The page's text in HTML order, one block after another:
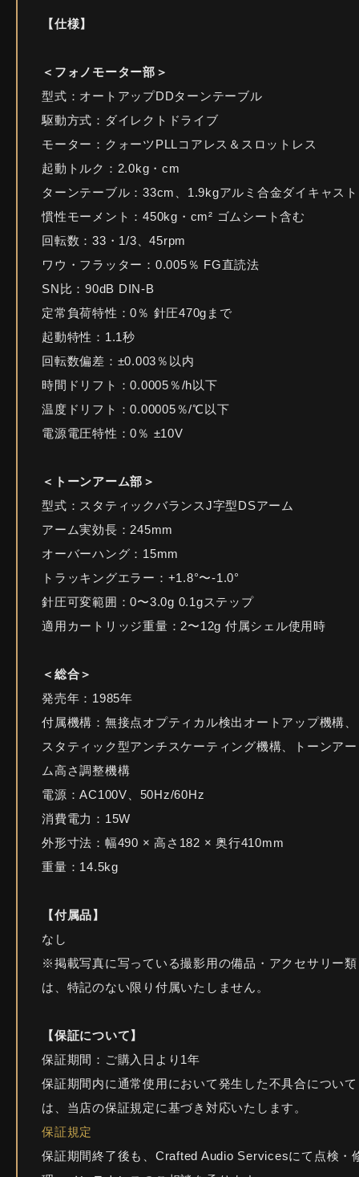
【仕様】
＜フォノモーター部＞
型式：オートアップDDターンテーブル
駆動方式：ダイレクトドライブ
モーター：クォーツPLLコアレス＆スロットレス
起動トルク：2.0kg・cm
ターンテーブル：33cm、1.9kgアルミ合金ダイキャスト
慣性モーメント：450kg・cm² ゴムシート含む
回転数：33・1/3、45rpm
ワウ・フラッター：0.005％ FG直読法
SN比：90dB DIN-B
定常負荷特性：0％ 針圧470gまで
起動特性：1.1秒
回転数偏差：±0.003％以内
時間ドリフト：0.0005％/h以下
温度ドリフト：0.00005％/℃以下
電源電圧特性：0％ ±10V
＜トーンアーム部＞
型式：スタティックバランスJ字型DSアーム
アーム実効長：245mm
オーバーハング：15mm
トラッキングエラー：+1.8°〜-1.0°
針圧可変範囲：0〜3.0g 0.1gステップ
適用カートリッジ重量：2〜12g 付属シェル使用時
＜総合＞
発売年：1985年
付属機構：無接点オプティカル検出オートアップ機構、
スタティック型アンチスケーティング機構、トーンアー
ム高さ調整機構
電源：AC100V、50Hz/60Hz
消費電力：15W
外形寸法：幅490 × 高さ182 × 奥行410mm
重量：14.5kg
【付属品】
なし
※掲載写真に写っている撮影用の備品・アクセサリー類
は、特記のない限り付属いたしません。
【保証について】
保証期間：ご購入日より1年
保証期間内に通常使用において発生した不具合について
は、当店の保証規定に基づき対応いたします。
保証規定
保証期間終了後も、Crafted Audio Servicesにて点検・